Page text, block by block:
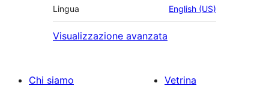
Lingua English (US)
Visualizzazione avanzata
Chi siamo
Vetrina